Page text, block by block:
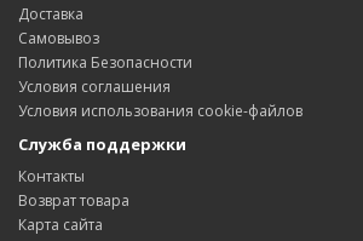
Доставка
Самовывоз
Политика Безопасности
Условия соглашения
Условия использования cookie-файлов
Служба поддержки
Контакты
Возврат товара
Карта сайта